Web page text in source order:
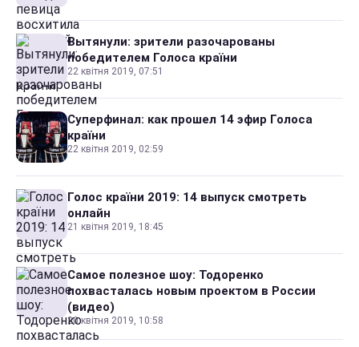
Вытянули: зрители разочарованы
победителем Голоса країни
22 квітня 2019, 07:51
Суперфинал: как прошел 14 эфир Голоса
країни
22 квітня 2019, 02:59
Голос країни 2019: 14 выпуск смотреть
онлайн
21 квітня 2019, 18:45
Самое полезное шоу: Тодоренко
похвасталась новым проектом в России
(видео)
20 квітня 2019, 10:58